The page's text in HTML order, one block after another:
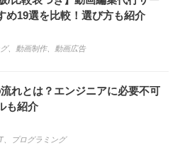
め19選を比較！選び方も紹介
、 動画制作、 動画広告
れとは？エンジニアに必要不可
も紹介
、 プログラミング